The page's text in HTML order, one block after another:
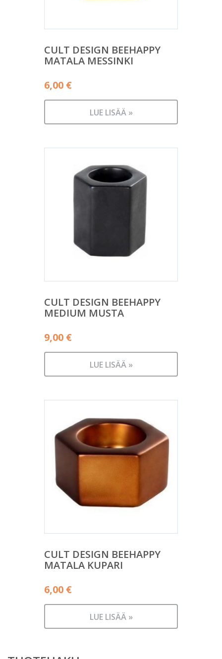
CULT DESIGN BEEHAPPY
MATALA MESSINKI
6,00 €
LUE LISÄÄ »
CULT DESIGN BEEHAPPY
MEDIUM MUSTA
9,00 €
LUE LISÄÄ »
CULT DESIGN BEEHAPPY
MATALA KUPARI
6,00 €
LUE LISÄÄ »